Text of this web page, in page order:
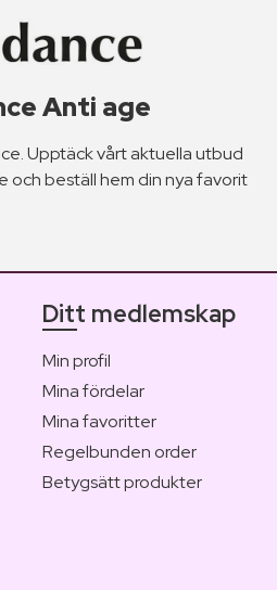
Anti age
Upptäck vårt aktuella utbud
och beställ hem din nya favorit
Ditt medlemskap
Min profil
Mina fördelar
Mina favoritter
Regelbunden order
Betygsätt produkter